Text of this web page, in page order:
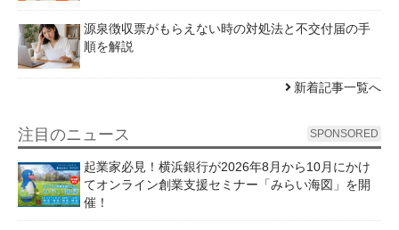
源泉徴収票がもらえない時の対処法と不交付届の手
順を解説
新着記事一覧へ
注目のニュース SPONSORED
起業家必見！横浜銀行が2026年8月から10月にかけ
てオンライン創業支援セミナー「みらい海図」を開
催！